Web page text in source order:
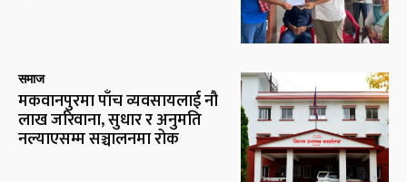
समाज
मकवानपुरमा पाँच व्यवसायलाई नौ
लाख जरिवाना, सुधार र अनुमति
नल्याएसम्म सञ्चालनमा रोक